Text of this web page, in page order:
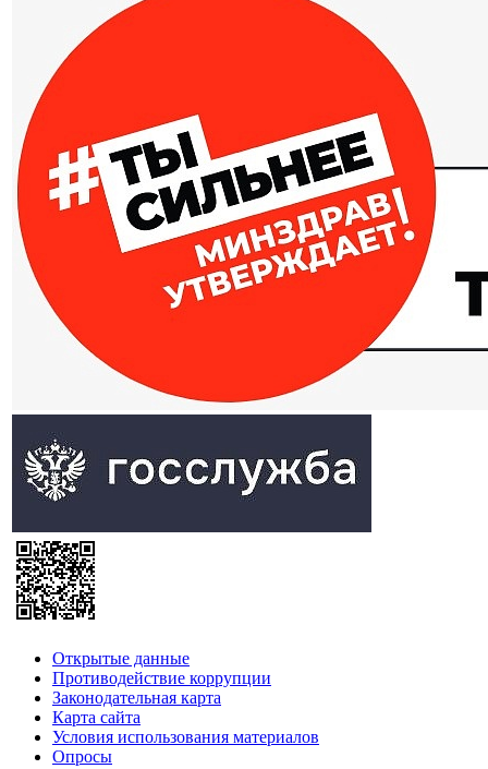
Открытые данные
Противодействие коррупции
Законодательная карта
Карта сайта
Условия использования материалов
Опросы